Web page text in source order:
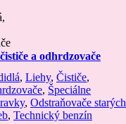
a odhrdzovače
, Liehy, Čističe,
, Špeciálne
, Odstraňovače starých
, Technický benzín